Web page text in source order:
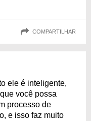
COMPARTILHAR
ele é inteligente,
você possa
processo de
e isso faz muito